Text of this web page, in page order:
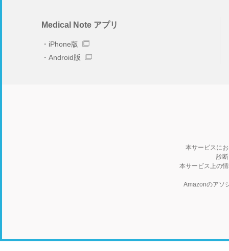
Medical Note アプリ
iPhone版
Android版
本サービスに
診
本サービス上の
Amazonのアソ